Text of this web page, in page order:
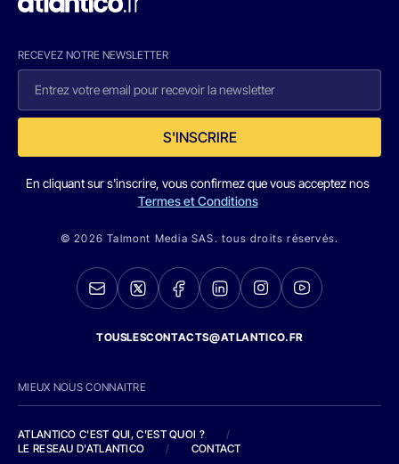
RECEVEZ NOTRE NEWSLETTER
S'INSCRIRE
En cliquant sur s'inscrire, vous confirmez que vous acceptez nos
Termes et Conditions
© 2026 Talmont Media SAS. tous droits réservés.
TOUSLESCONTACTS@ATLANTICO.FR
MIEUX NOUS CONNAITRE
ATLANTICO C'EST QUI, C'EST QUOI ?
/
LE RESEAU D'ATLANTICO
/ CONTACT